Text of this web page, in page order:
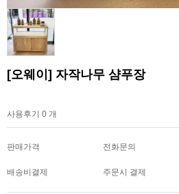
[오웨이] 자작나무 샴푸장
사용후기 0 개
판매가격 전화문의
배송비결제 주문시 결제